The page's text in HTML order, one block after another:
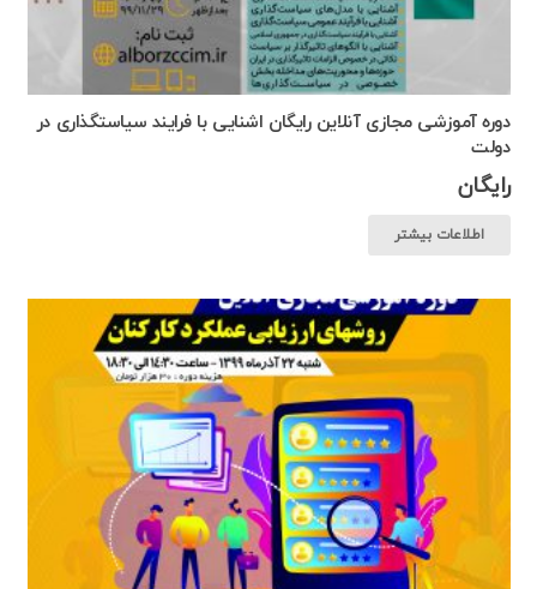
دوره آموزشی مجازی آنلاین رایگان اشنایی با فرایند سیاستگذاری در
دولت
رایگان
اطلاعات بیشتر